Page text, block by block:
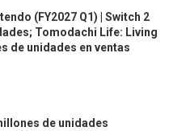
(FY2027 Q1) | Switch 2
Tomodachi Life: Living
de unidades en ventas
de unidades